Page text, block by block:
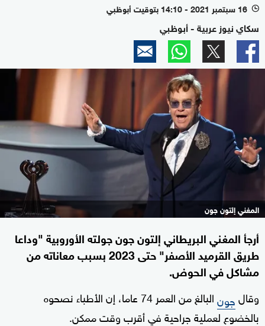
l 16 سبتمبر 2021 - 14:10 بتوقيت أبوظبي
سكاي نيوز عربية - أبوظبي
المغني إلتون جون
أرجأ المغني البريطاني إلتون جون جولته الأوروبية "وداعا
طريق القرميد الأصفر" حتى 2023 بسبب معاناته من
مشاكل في الحوض.
وقالجون
البالغ من العمر 74 عاما، إن الأطباء نصحوه
بالخضوع لعملية جراحية في أقرب وقت ممكن.